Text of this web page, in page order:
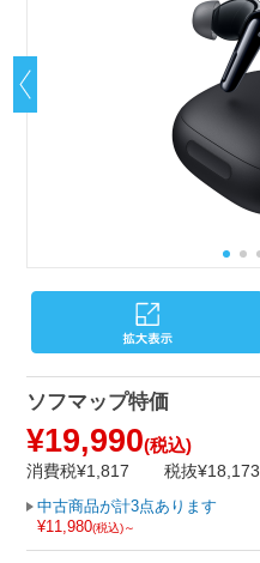
ソフマップ特価
¥19,990(税込)
消費税¥1,817 税抜¥18,173
中古商品が計3点あります
¥11,980(税込)～